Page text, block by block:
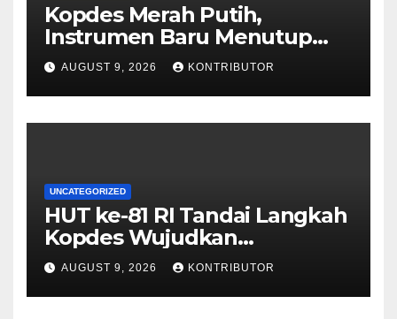
Kopdes Merah Putih,
Instrumen Baru Menutup
Celah Nepotisme Penyaluran
Bansos
AUGUST 9, 2026 KONTRIBUTOR
UNCATEGORIZED
HUT ke-81 RI Tandai Langkah
Kopdes Wujudkan
Kedaulatan Pangan dari Akar
Rumput
AUGUST 9, 2026 KONTRIBUTOR